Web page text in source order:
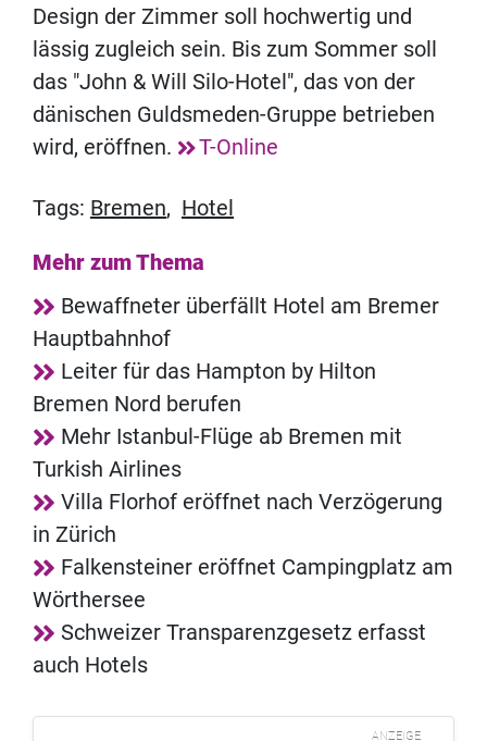
Design der Zimmer soll hochwertig und
lässig zugleich sein. Bis zum Sommer soll
das "John & Will Silo-Hotel", das von der
dänischen Guldsmeden-Gruppe betrieben
wird, eröffnen.
T-Online
Tags: Bremen, Hotel
Mehr zum Thema
Bewaffneter überfällt Hotel am Bremer
Hauptbahnhof
Leiter für das Hampton by Hilton
Bremen Nord berufen
Mehr Istanbul-Flüge ab Bremen mit
Turkish Airlines
Villa Florhof eröffnet nach Verzögerung
in Zürich
Falkensteiner eröffnet Campingplatz am
Wörthersee
Schweizer Transparenzgesetz erfasst
auch Hotels
ANZEIGE